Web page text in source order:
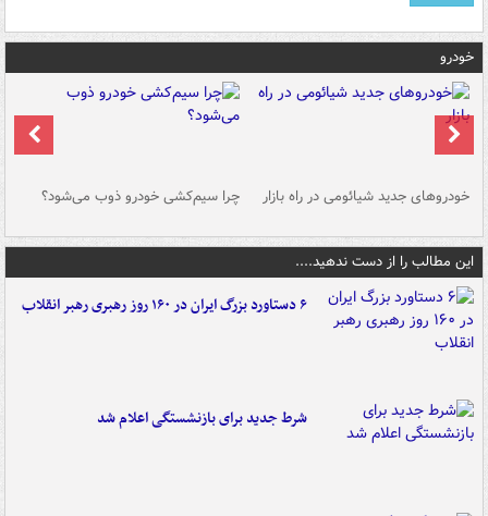
خودرو
خودروهای جدید شیائومی در راه بازار چرا سیم‌کشی خودرو ذوب می‌شود؟
این مطالب را از دست ندهید....
۶ دستاورد بزرگ ایران در ۱۶۰ روز رهبری رهبر انقلاب
شرط جدید برای بازنشستگی اعلام شد